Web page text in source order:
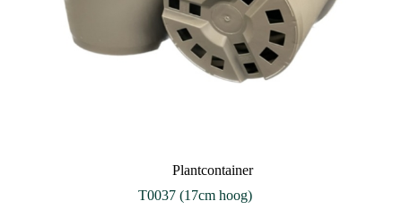
Plantcontainer
T0037 (17cm hoog)